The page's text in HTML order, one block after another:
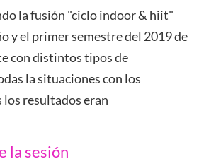
la fusión "ciclo indoor & hiit"
y el primer semestre del 2019 de
con distintos tipos de
la situaciones con los
resultados eran
la sesión